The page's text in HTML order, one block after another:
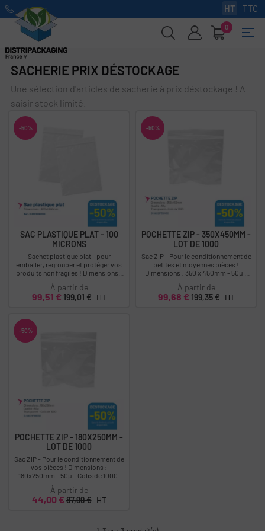
HT TTC
0 ☰
SACHERIE PRIX DÉSTOCKAGE
Une sélection d'articles de sacherie à prix déstockage ! A
saisir stock limité.
-50%
SAC PLASTIQUE PLAT - 100
MICRONS
Sachet plastique plat - pour
emballer, regrouper et protéger vos
produits non fragiles ! Dimensions :
600x1000mm - 100µ - Colis de 150....
À partir de
Prix
99,51 €Prix
199,01 € HT
-50%
POCHETTE ZIP - 350X450MM -
LOT DE 1000
Sac ZIP - Pour le conditionnement de
petites et moyennes pièces !
Dimensions : 350 x 450mm - 50µ -
Colis de 1000. Déstockage : -50%
0,10€...
À partir de
Prix
99,68 €Prix
199,35 € HT
-50%
POCHETTE ZIP - 180X250MM -
LOT DE 1000
Sac ZIP - Pour le conditionnement de
vos pièces ! Dimensions :
180x250mm - 50µ - Colis de 1000.
Déstockage : -50% 0,45€HT l'unité
au...
À partir de
Prix
44,00 €Prix
87,99 € HT